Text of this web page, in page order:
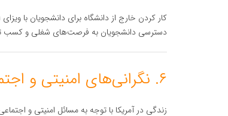
دسترسی دانشجویان به فرصت‌های شغلی و کسب
۶. نگرانی‌های امنیتی و اجتماعی
زندگی در آمریکا با توجه به مسائل امنیتی و